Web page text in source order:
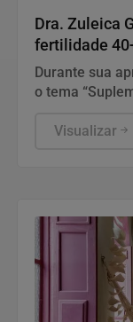
Dra. Zuleica
fertilidade
Durante sua
o tema
Visualizar